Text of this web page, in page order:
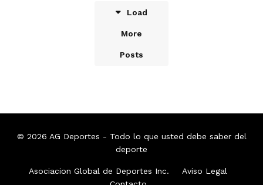
Load
More
Posts
© 2026 AG Deportes - Todo lo que usted debe saber del
deporte
Asociacion Global de Deportes Inc.
Aviso Legal